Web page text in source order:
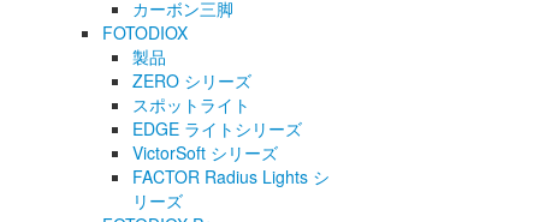
カーボン三脚
FOTODIOX
製品
ZERO シリーズ
スポットライト
EDGE ライトシリーズ
VictorSoft シリーズ
FACTOR Radius Lights シ
リーズ